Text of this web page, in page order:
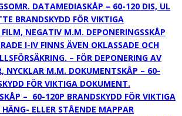
DATAMEDIASKÅP – 60-120 DIS, UL
BRANDSKYDD FÖR VIKTIGA
NEGATIV M.M. DEPONERINGSSKÅP
I-IV FINNS ÄVEN OKLASSADE OCH
– FÖR DEPONERING AV
NYCKLAR M.M. DOKUMENTSKÅP – 60-
FÖR VIKTIGA DOKUMENT.
– 60-120P BRANDSKYDD FÖR VIKTIGA
ELLER STÅENDE MAPPAR